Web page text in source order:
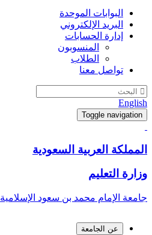
البوابات الموحدة
البريد الإلكتروني
إدارة الحسابات
المنسوبون
الطلاب
تواصل معنا
English
Toggle navigation
المملكة العربية السعودية
وزارة التعليم
جامعة الإمام محمد بن سعود الإسلامية
عن الجامعة